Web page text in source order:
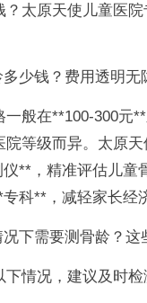
？太原天使儿童医
少钱？费用透明无
一般在**100-300元
院等级而异。太原
**，精准评估儿童
科**，减轻家长经
下需要测骨龄？这
下情况，建议及时检